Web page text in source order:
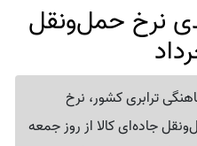
درصدی نرخ حمل‌ونقل
ترابری کشور، نرخ
جاده‌ای کالا از روز جمعه